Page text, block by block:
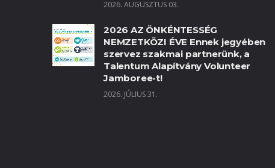
2026. AUGUSZTUS 03.
2026 AZ ÖNKÉNTESSÉG
NEMZETKÖZI ÉVE Ennek jegyében
szervez szakmai partnerünk, a
Talentum Alapítvány Volunteer
Jamboree-t!
2026. JÚLIUS 31.